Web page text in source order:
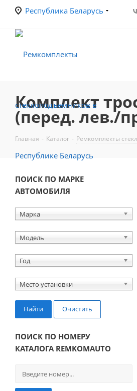
Республика Беларусь
Комплект
(перед. лев./
Главная - Каталог - Ремкомплекты
ПОИСК ПО МАРКЕ
АВТОМОБИЛЯ
Марка
Модель
Год
Место установки
Найти Очистить
ПОИСК ПО НОМЕРУ
КАТАЛОГА REMKOMAUTO